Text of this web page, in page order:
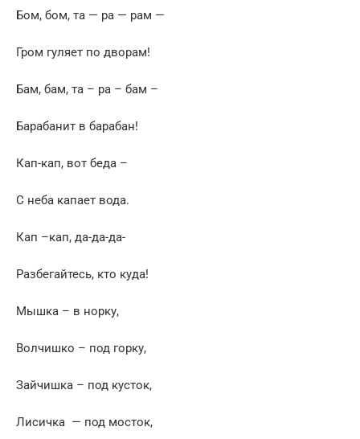
Бом, бом, та — ра — рам —
Гром гуляет по дворам!
Бам, бам, та – ра – бам –
Барабанит в барабан!
Кап-кап, вот беда –
С неба капает вода.
Кап –кап, да-да-да-
Разбегайтесь, кто куда!
Мышка – в норку,
Волчишко – под горку,
Зайчишка – под кусток,
Лисичка — под мосток,